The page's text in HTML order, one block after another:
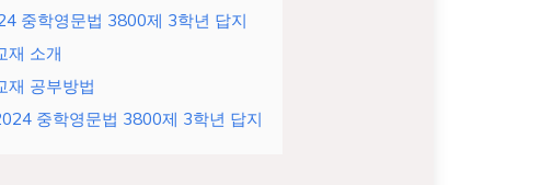
중학영문법 3800제 3학년 답지
재 소개
재 공부방법
중학영문법 3800제 3학년 답지